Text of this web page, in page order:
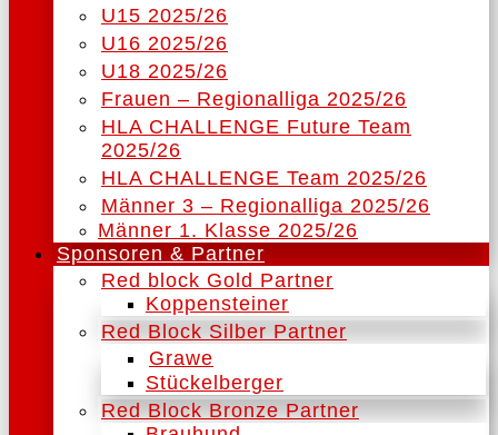
U15 2025/26
U16 2025/26
U18 2025/26
Frauen – Regionalliga 2025/26
HLA CHALLENGE Future Team
2025/26
HLA CHALLENGE Team 2025/26
Männer 3 – Regionalliga 2025/26
Männer 1. Klasse 2025/26
Sponsoren & Partner
Red block Gold Partner
Koppensteiner
Red Block Silber Partner
Grawe
Stückelberger
Red Block Bronze Partner